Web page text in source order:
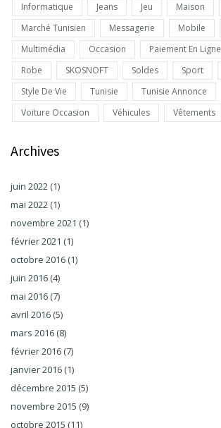
Informatique
Jeans Jeu Maison
Marché Tunisien
Messagerie Mobile
Multimédia
Occasion Paiement En Ligne
Robe
SKOSNOFT Soldes Sport
Style De Vie
Tunisie
Tunisie Annonce
Voiture Occasion
Véhicules Vêtements
Archives
juin 2022 (1)
mai 2022 (1)
novembre 2021 (1)
février 2021 (1)
octobre 2016 (1)
juin 2016 (4)
mai 2016 (7)
avril 2016 (5)
mars 2016 (8)
février 2016 (7)
janvier 2016 (1)
décembre 2015 (5)
novembre 2015 (9)
octobre 2015 (11)